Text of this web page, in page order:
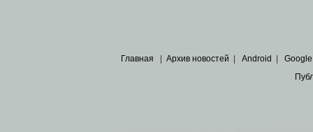
Главная Архив новостей Android Google